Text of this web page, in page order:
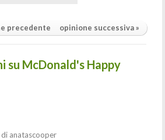
precedente opinione successiva »
su McDonald's Happy
di anatascooper